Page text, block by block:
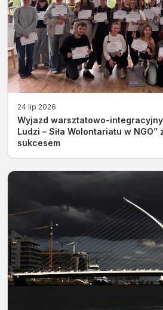
24 lip 2026
Wyjazd warsztatowo-
Ludzi – Siła Wolontariatu w
sukcesem